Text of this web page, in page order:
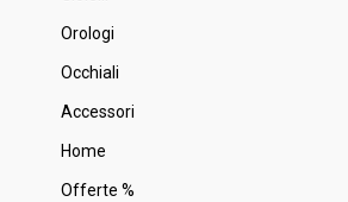
Orologi
Occhiali
Accessori
Home
Offerte %